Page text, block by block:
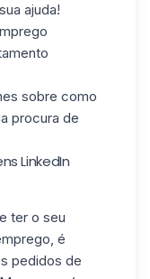
ajuda!
sobre como
procura de
LinkedIn
ter o seu
é
pedidos de